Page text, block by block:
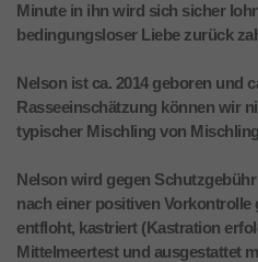
Minute in ihn wird sich sicher
bedingungsloser Liebe zurück
Nelson ist ca. 2014 geboren und
Rasseeinschätzung können wir
typischer Mischling von
Nelson wird gegen
nach einer positiven
entfloht, kastriert (Kastration
Mittelmeertest und ausgestattet